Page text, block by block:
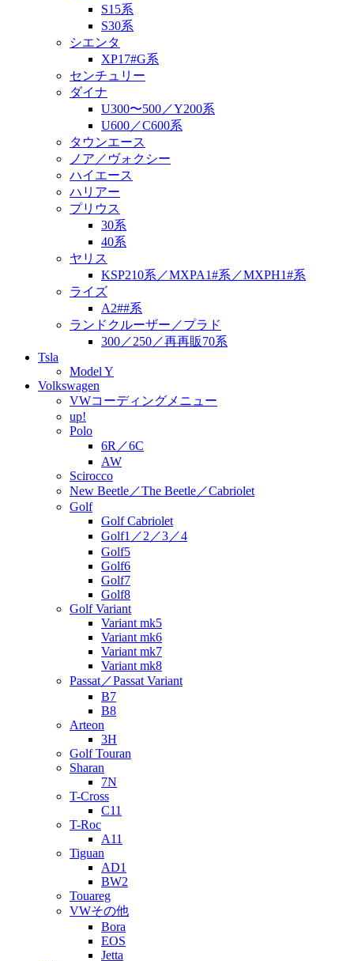
S15系
S30系
シエンタ
XP17#G系
センチュリー
ダイナ
U300〜500／Y200系
U600／C600系
タウンエース
ノア／ヴォクシー
ハイエース
ハリアー
プリウス
30系
40系
ヤリス
KSP210系／MXPA1#系／MXPH1#系
ライズ
A2##系
ランドクルーザー／プラド
300／250／再再販70系
Tsla
Model Y
Volkswagen
VWコーディングメニュー
up!
Polo
6R／6C
AW
Scirocco
New Beetle／The Beetle／Cabriolet
Golf
Golf Cabriolet
Golf1／2／3／4
Golf5
Golf6
Golf7
Golf8
Golf Variant
Variant mk5
Variant mk6
Variant mk7
Variant mk8
Passat／Passat Variant
B7
B8
Arteon
3H
Golf Touran
Sharan
7N
T-Cross
C11
T-Roc
A11
Tiguan
AD1
BW2
Touareg
VWその他
Bora
EOS
Jetta